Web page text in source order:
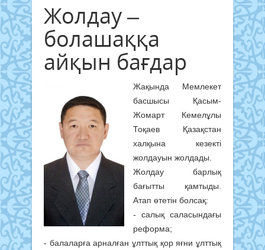
Жолдау –
болашаққа
айқын бағдар
Жақында Мемлекет
басшысы Қасым-
Жомарт Кемелұлы
Тоқаев Қазақстан
халқына кезекті
жолдауын жолдады.
Жолдау барлық
бағытты қамтыды.
Атап өтетін болсақ:
- салық саласындағы
реформа;
- балаларға арналған ұлттық қор яғни ұлттық